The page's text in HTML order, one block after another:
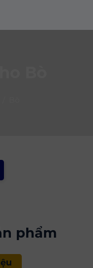
phẩm